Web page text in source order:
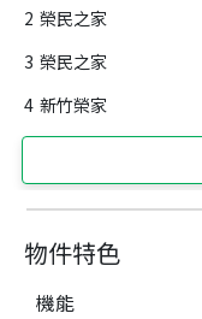
物件特色
機能
2 榮民之家
3 榮民之家
4 新竹榮家